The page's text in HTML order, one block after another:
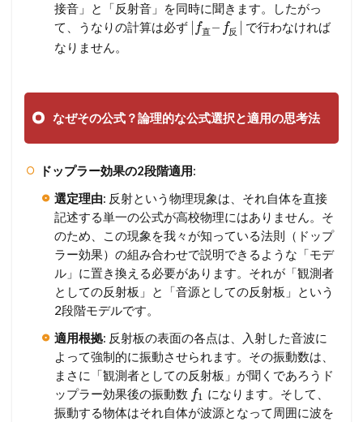
接音」と「反射音」を同時に聞きます。したがっ
て、うなりの計算は必ず
f直– f反
で行わなければ
なりません。
なぜその公式？論理的な公式選択と適用の思考法
ドップラー効果の2段階適用:
選定理由: 反射という物理現象は、それ自体を直接
記述する単一の公式が高校物理にはありません。そ
のため、この現象を我々が知っている法則（ドップ
ラー効果）の組み合わせで説明できるような「モデ
ル」に置き換える必要があります。それが「観測者
としての反射板」と「音源としての反射板」という
2段階モデルです。
適用根拠: 反射板の表面の各点は、入射した音波に
よって強制的に振動させられます。その振動数は、
まさに「観測者としての反射板」が聞くであろうド
ップラー効果後の振動数 f1 になります。そして、
振動する物体はそれ自体が波源となって周囲に波を